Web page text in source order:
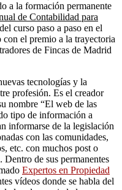
a la formación permanente
de Contabilidad para
curso paso a paso en el
el premio a la trayectoria
de Fincas de Madrid
tecnologías y la
profesión. Es el creador
nombre “El web de las
tipo de información a
informarse de la legislación
con las comunidades,
etc. con muchos post o
Dentro de sus permanentes
Expertos en Propiedad
vídeos donde se habla del